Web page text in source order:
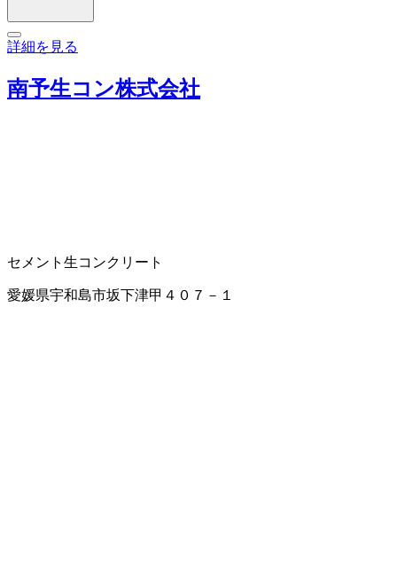
詳細を見る
南予生コン株式会社
セメント 生コンクリート
愛媛県宇和島市坂下津甲４０７－１